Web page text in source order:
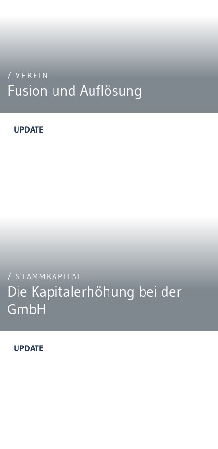
/ VEREIN
Fusion und Auflösung
UPDATE
/ STAMMKAPITAL
Die Kapitalerhöhung bei der
GmbH
UPDATE